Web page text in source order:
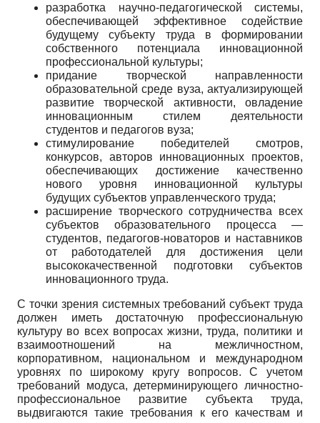
разработка научно-педагогической системы,
обеспечивающей эффективное содействие
будущему субъекту труда в формировании
собственного потенциала инновационной
профессиональной культуры;
придание творческой направленности
образовательной среде вуза, актуализирующей
развитие творческой активности, овладение
инновационным стилем деятельности
студентов и педагогов вуза;
стимулирование победителей смотров,
конкурсов, авторов инновационных проектов,
обеспечивающих достижение качественно
нового уровня инновационной культуры
будущих субъектов управленческого труда;
расширение творческого сотрудничества всех
субъектов образовательного процесса —
студентов, педагогов-новаторов и наставников
от работодателей для достижения цели
высококачественной подготовки субъектов
инновационного труда.
С точки зрения системных требований субъект труда
должен иметь достаточную профессиональную
культуру во всех вопросах жизни, труда, политики и
взаимоотношений на межличностном,
корпоративном, национальном и международном
уровнях по широкому кругу вопросов. С учетом
требований модуса, детерминирующего личностно-
профессиональное развитие субъекта труда,
выдвигаются такие требования к его качествам и